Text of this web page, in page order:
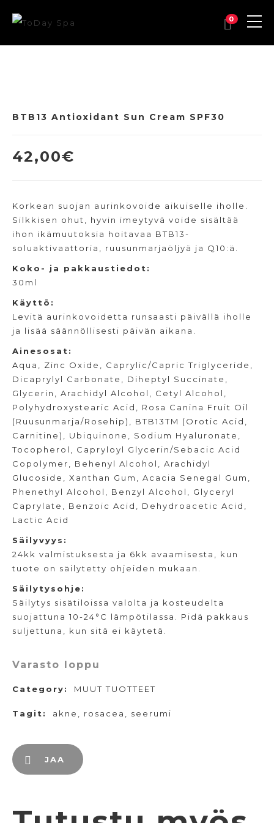
0
BTB13 Antioxidant Sun Cream SPF30
42,00€
Korkean suojan aurinkovoide aikuiselle iholle.
Silkkisen ohut, hyvin imeytyvä voide sisältää
ihon ikämuutoksia hoitavaa BTB13-
soluaktivaattoria, ruusunmarjaöljyä ja Q10:ä.
Koko- ja pakkaustiedot:
30ml
Käyttö:
Levitä aurinkovoidetta runsaasti päivällä iholle
ja lisää säännöllisesti päivän aikana.
Ainesosat:
Aqua, Zinc Oxide, Caprylic/Capric Triglyceride,
Dicaprylyl Carbonate, Diheptyl Succinate,
Glycerin, Arachidyl Alcohol, Cetyl Alcohol,
Polyhydroxystearic Acid, Rosa Canina Fruit Oil
(Ruusunmarja/Rosehip), BTB13TM (Orotic Acid,
Carnitine), Ubiquinone, Sodium Hyaluronate,
Tocopherol, Capryloyl Glycerin/Sebacic Acid
Copolymer, Behenyl Alcohol, Arachidyl
Glucoside, Xanthan Gum, Acacia Senegal Gum,
Phenethyl Alcohol, Benzyl Alcohol, Glyceryl
Caprylate, Benzoic Acid, Dehydroacetic Acid,
Lactic Acid
Säilyvyys:
24kk valmistuksesta ja 6kk avaamisesta, kun
tuote on säilytetty ohjeiden mukaan.
Säilytysohje:
Säilytys sisätiloissa valolta ja kosteudelta
suojattuna 10-24°C lämpötilassa. Pidä pakkaus
suljettuna, kun sitä ei käytetä.
Varasto loppu
Category: MUUT TUOTTEET
Tagit: akne rosacea seerumi
JAA